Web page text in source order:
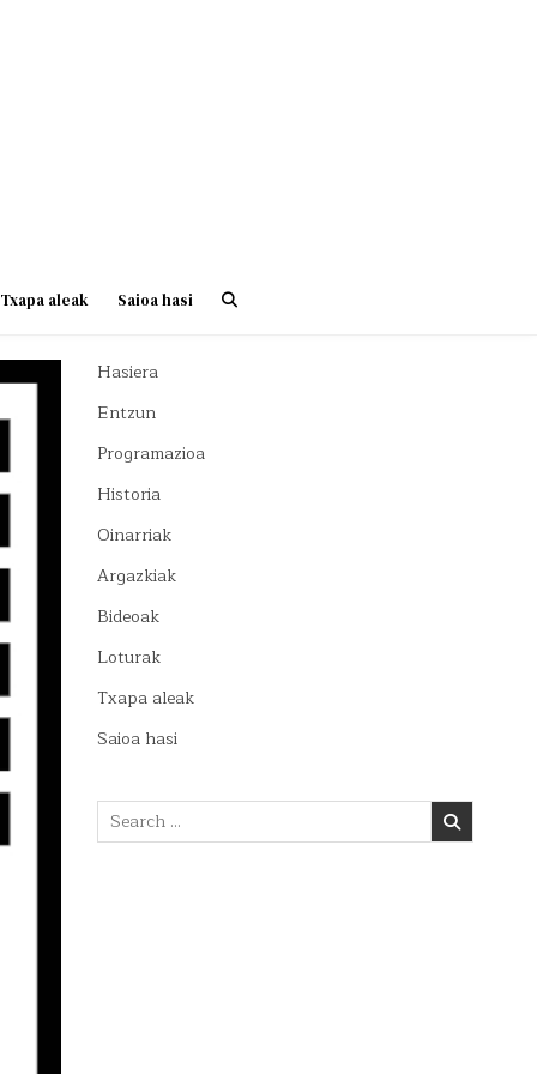
Txapa aleak Saioa hasi
Hasiera
Entzun
Programazioa
Historia
Oinarriak
Argazkiak
Bideoak
Loturak
Txapa aleak
Saioa hasi
Search
for: